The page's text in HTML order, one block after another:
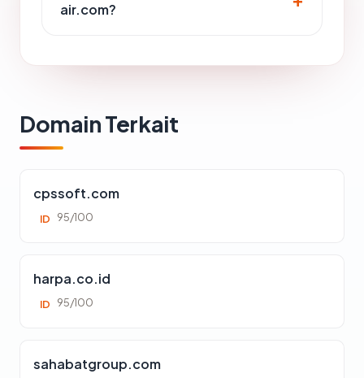
air.com?
Domain Terkait
cpssoft.com
ID 95/100
harpa.co.id
ID 95/100
sahabatgroup.com